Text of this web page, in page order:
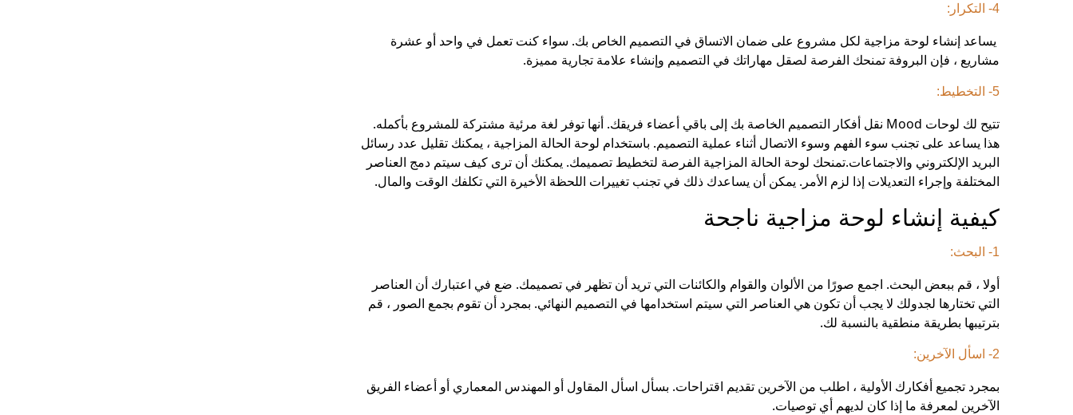
4- التكرار:
يساعد إنشاء لوحة مزاجية لكل مشروع على ضمان الاتساق في التصميم الخاص بك. سواء كنت تعمل في واحد أو عشرة
مشاريع ، فإن البروفة تمنحك الفرصة لصقل مهاراتك في التصميم وإنشاء علامة تجارية مميزة.
5- التخطيط:
تتيح لك لوحات Mood نقل أفكار التصميم الخاصة بك إلى باقي أعضاء فريقك. أنها توفر لغة مرئية مشتركة للمشروع بأكمله.
هذا يساعد على تجنب سوء الفهم وسوء الاتصال أثناء عملية التصميم. باستخدام لوحة الحالة المزاجية ، يمكنك تقليل عدد رسائل
البريد الإلكتروني والاجتماعات.تمنحك لوحة الحالة المزاجية الفرصة لتخطيط تصميمك. يمكنك أن ترى كيف سيتم دمج العناصر
المختلفة وإجراء التعديلات إذا لزم الأمر. يمكن أن يساعدك ذلك في تجنب تغييرات اللحظة الأخيرة التي تكلفك الوقت والمال.
كيفية إنشاء لوحة مزاجية ناجحة
1- البحث:
أولا ، قم ببعض البحث. اجمع صورًا من الألوان والقوام والكائنات التي تريد أن تظهر في تصميمك. ضع في اعتبارك أن العناصر
التي تختارها لجدولك لا يجب أن تكون هي العناصر التي سيتم استخدامها في التصميم النهائي. بمجرد أن تقوم بجمع الصور ، قم
بترتيبها بطريقة منطقية بالنسبة لك.
2- اسأل الآخرين:
بمجرد تجميع أفكارك الأولية ، اطلب من الآخرين تقديم اقتراحات. بسأل اسأل المقاول أو المهندس المعماري أو أعضاء الفريق
الآخرين لمعرفة ما إذا كان لديهم أي توصيات.